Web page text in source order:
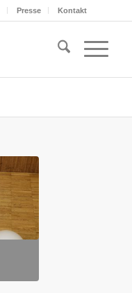
Presse Kontakt